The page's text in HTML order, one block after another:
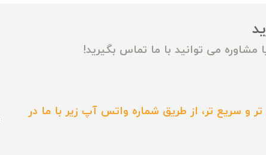
می توانید با ما تماس بگیرید!
و سریع تر، از طریق شماره واتس آپ زیر با ما در